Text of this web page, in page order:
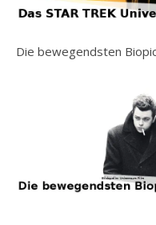
Die bewegendsten